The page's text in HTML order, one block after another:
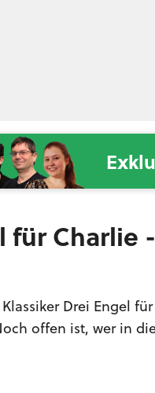
für Charlie
Drei Engel
offen ist, wer in